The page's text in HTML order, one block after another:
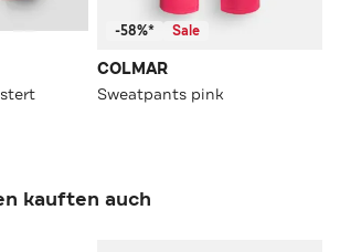
-58%* Sale
COLMAR
Sweatpants pink
kauften auch